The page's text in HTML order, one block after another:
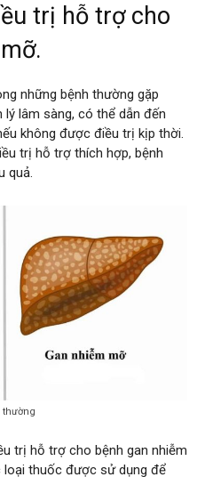
trị hỗ trợ cho
những bệnh thường gặp
lý lâm sàng, có thể dẫn đến
không được điều trị kịp thời.
trị hỗ trợ thích hợp, bệnh
quả.
thường
trị hỗ trợ cho bệnh gan nhiễm
loại thuốc được sử dụng để